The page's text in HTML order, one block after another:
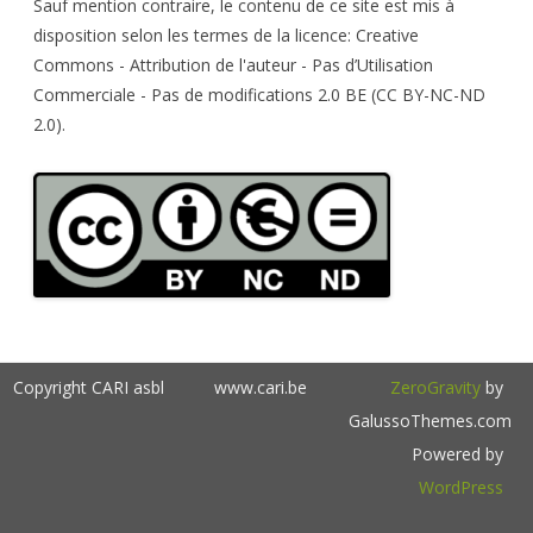
Sauf mention contraire, le contenu de ce site est mis à
disposition selon les termes de la licence: Creative
Commons - Attribution de l'auteur - Pas d’Utilisation
Commerciale - Pas de modifications 2.0 BE (CC BY-NC-ND
2.0).
Copyright CARI asbl www.cari.be ZeroGravityby
GalussoThemes.com
Powered by
WordPress